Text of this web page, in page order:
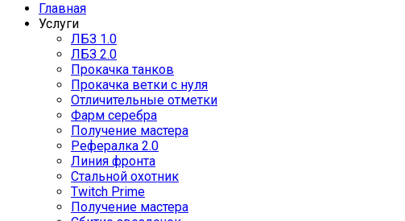
Главная
Услуги
ЛБЗ 1.0
ЛБЗ 2.0
Прокачка танков
Прокачка ветки с нуля
Отличительные отметки
Фарм серебра
Получение мастера
Рефералка 2.0
Линия фронта
Стальной охотник
Twitch Prime
Получение мастера